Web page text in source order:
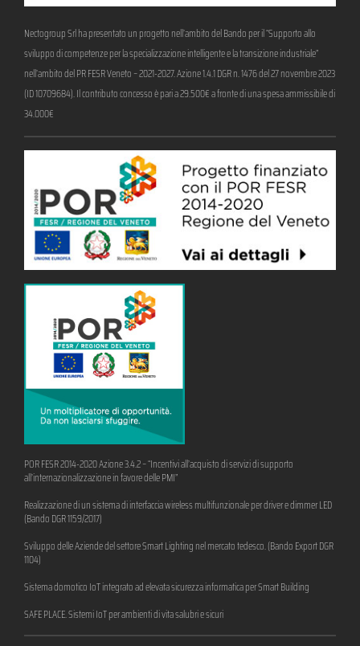
Nectogroup Srl ha presentato un progetto nell’ambito del Bando per il “Supporto allo
sviluppo di competenze per la specializzazione intelligente e la transizione industriale”
nell’ambito del PR FESR Veneto – 2021-2027. Azione 1.4.1 DGR n. 1476 del 27 novembre 2023
(ID 10709684). Il contributo concesso è pari a 29.500€ a fronte di una spesa ammissibile di
34.000€
POR FESR 2014-2020 Azione 3.4.2 – “Incentivi all’acquisto di servizi di supporto
all’internazionalizzazione in favore delle PMI”
Realizzazione di un sistema di interfaccia wireless multifunzionale per driver e dimmer LED
(Bando DGR 1159/2017)
Sviluppo delle Aziende del settore Smart Lighting nel mercato tedesco. (Bando Export DGR
1104)
Sistema domotico IoT integrato ad elevata sicurezza informatica per Smart Building
SAFE PLACE. Sistemi IoT per ambienti di vita salubri e sicuri